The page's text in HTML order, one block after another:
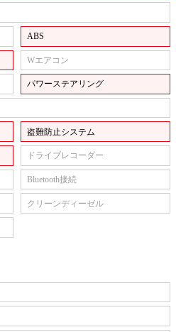
ABS
Wエアコン
パワーステアリング
盗難防止システム
ドライブレコーダー
Bluetooth接続
クリーンディーゼル